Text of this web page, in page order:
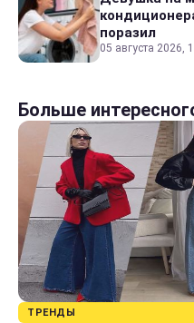
поразил
05 августа 2026,
Больше
ТРЕНДЫ